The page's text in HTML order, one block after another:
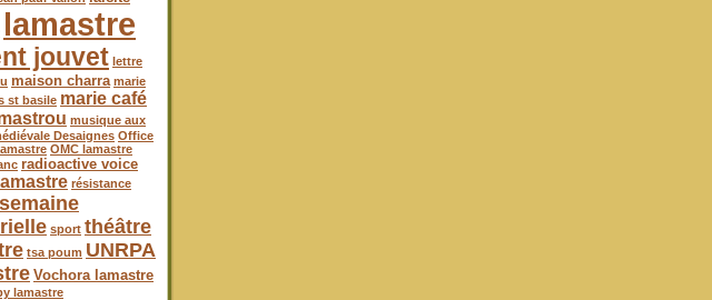
lamastre
jouvet lettre
maison charra marie
st basile marie café
musique aux
Desaignes Office
OMC lamastre
radioactive voice
résistance
semaine
sport théâtre
tsa poum UNRPA
Vochora lamastre
lamastre